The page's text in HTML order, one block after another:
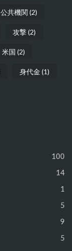
公共機関 (2)
攻撃(2)
米国 (2)
身代金 (1)
100
14
1
5
9
5